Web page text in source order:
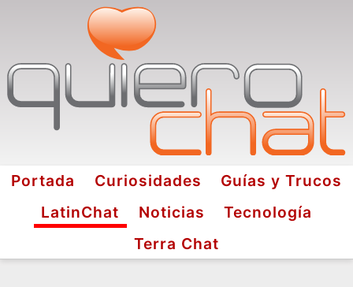
Portada Curiosidades
Guías y Trucos
LatinChat
Noticias
Tecnología
Terra Chat